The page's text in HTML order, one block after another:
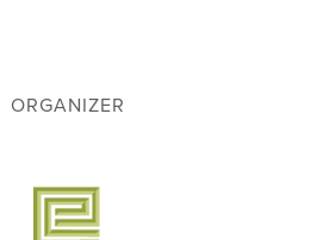
ORGANIZER